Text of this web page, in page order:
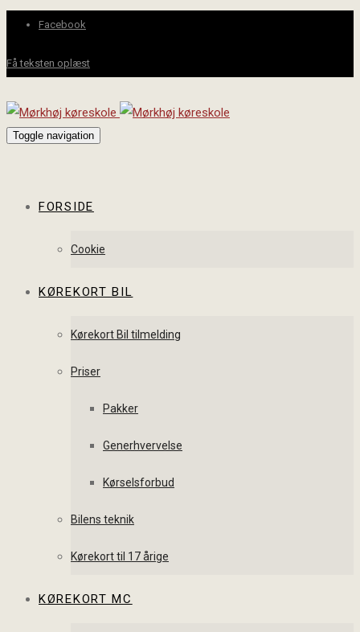
Facebook
Få teksten oplæst
Toggle navigation
FORSIDE
Cookie
KØREKORT BIL
Kørekort Bil tilmelding
Priser
Pakker
Generhvervelse
Kørselsforbud
Bilens teknik
Kørekort til 17 årige
KØREKORT MC